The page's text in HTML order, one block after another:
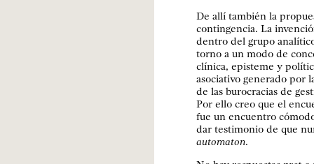
De allí también la
contingencia. La
dentro del grupo
torno a un modo de
clínica, episteme y
asociativo generado por
de las burocracias de
Por ello creo que el
fue un encuentro
dar testimonio de que
automaton.